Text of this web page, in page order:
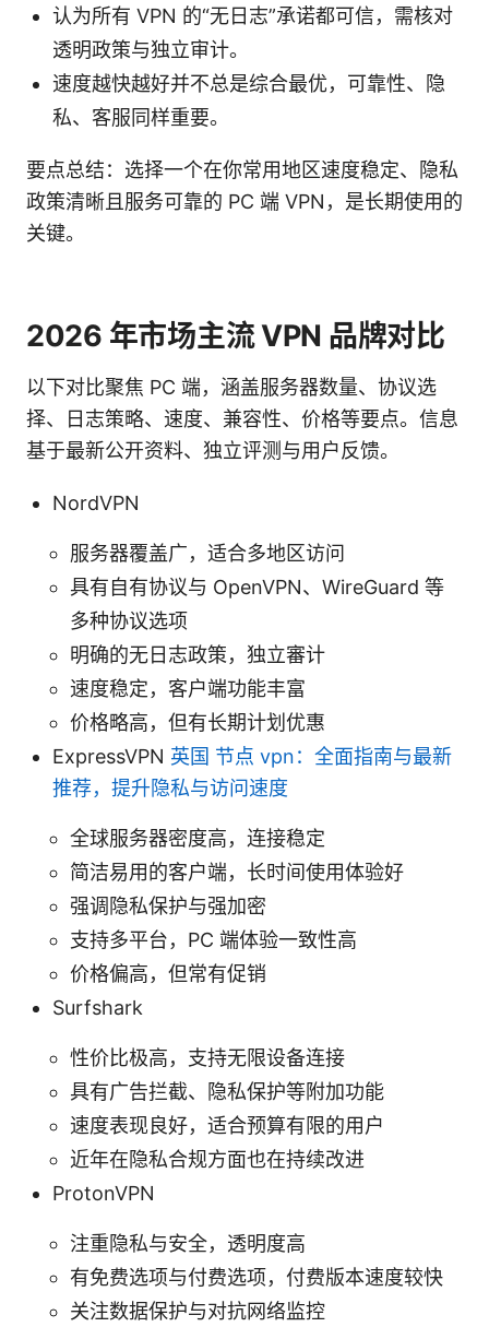
认为所有 VPN 的“无日志”承诺都可信，需核对
透明政策与独立审计。
速度越快越好并不总是综合最优，可靠性、隐
私、客服同样重要。
要点总结：选择一个在你常用地区速度稳定、隐私
政策清晰且服务可靠的 PC 端 VPN，是长期使用的
关键。
2026 年市场主流 VPN 品牌对比
以下对比聚焦 PC 端，涵盖服务器数量、协议选
择、日志策略、速度、兼容性、价格等要点。信息
基于最新公开资料、独立评测与用户反馈。
NordVPN
服务器覆盖广，适合多地区访问
具有自有协议与 OpenVPN、WireGuard 等
多种协议选项
明确的无日志政策，独立審计
速度稳定，客户端功能丰富
价格略高，但有长期计划优惠
ExpressVPN 英国 节点 vpn：全面指南与最新
推荐，提升隐私与访问速度
全球服务器密度高，连接稳定
简洁易用的客户端，长时间使用体验好
强调隐私保护与强加密
支持多平台，PC 端体验一致性高
价格偏高，但常有促销
Surfshark
性价比极高，支持无限设备连接
具有广告拦截、隐私保护等附加功能
速度表现良好，适合预算有限的用户
近年在隐私合规方面也在持续改进
ProtonVPN
注重隐私与安全，透明度高
有免费选项与付费选项，付费版本速度较快
关注数据保护与对抗网络监控